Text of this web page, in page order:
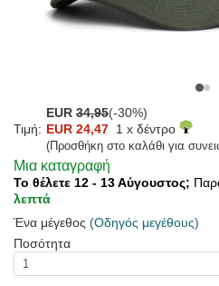
EUR 34,95(-30%)
Τιμή: EUR 24,47 1 x δέντρο
(Προσθήκη στο καλάθι για
Μια καταγραφή
Το θέλετε 12 - 13 Αύγουστος;
λεπτά
Ένα μέγεθος (Οδηγός μεγέθους)
Ποσότητα